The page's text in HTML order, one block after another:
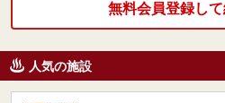
無料会員登録し
人気の施設